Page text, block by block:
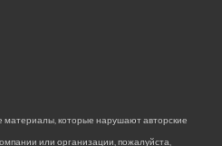
которые нарушают авторские
или организации, пожалуйста,